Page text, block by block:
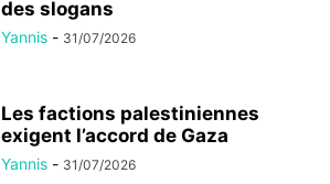
des slogans
Yannis - 31/07/2026
Les factions palestiniennes
exigent l’accord de Gaza
Yannis - 31/07/2026